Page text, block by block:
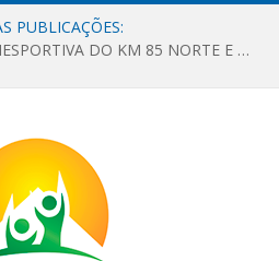
PUBLICAÇÕES:
OBRAS DA QUADRA POLIESPORTIVA DO KM 85 NORTE E DA ESCOLA GASPAR VIANA AVANÇAM